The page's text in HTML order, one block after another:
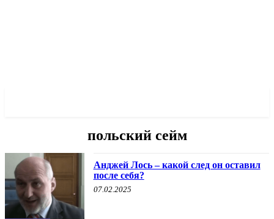
польский сейм
Анджей Лось – какой след он оставил
после себя?
07.02.2025